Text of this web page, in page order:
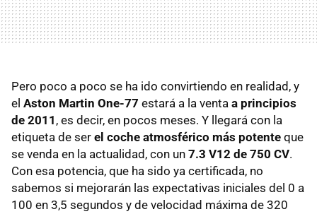
Pero poco a poco se ha ido convirtiendo en realidad, y
el Aston Martin One-77 estará a la venta a principios
de 2011 , es decir, en pocos meses. Y llegará con la
etiqueta de ser el coche atmosférico más potente que
se venda en la actualidad, con un 7.3 V12 de 750 CV.
Con esa potencia, que ha sido ya certificada, no
sabemos si mejorarán las expectativas iniciales del 0 a
100 en 3,5 segundos y de velocidad máxima de 320